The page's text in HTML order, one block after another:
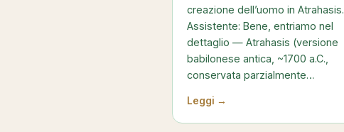
creazione dell’uomo in Atrahasis.
Assistente: Bene, entriamo nel
dettaglio — Atrahasis (versione
babilonese antica, ~1700 a.C.,
conservata parzialmente…
Leggi →